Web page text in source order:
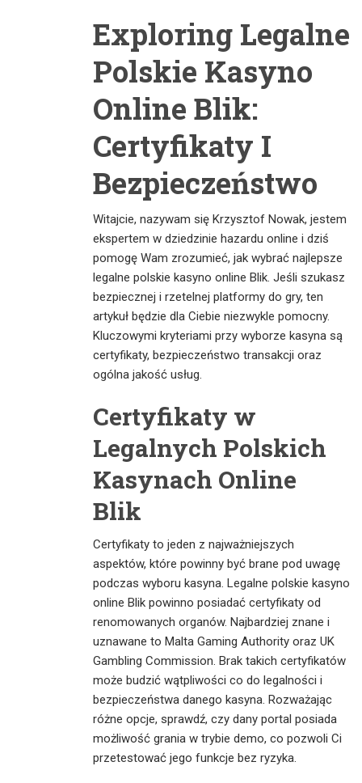
Exploring Legalne
Polskie Kasyno
Online Blik:
Certyfikaty I
Bezpieczeństwo
Witajcie, nazywam się Krzysztof Nowak, jestem
ekspertem w dziedzinie hazardu online i dziś
pomogę Wam zrozumieć, jak wybrać najlepsze
legalne polskie kasyno online Blik. Jeśli szukasz
bezpiecznej i rzetelnej platformy do gry, ten
artykuł będzie dla Ciebie niezwykle pomocny.
Kluczowymi kryteriami przy wyborze kasyna są
certyfikaty, bezpieczeństwo transakcji oraz
ogólna jakość usług.
Certyfikaty w
Legalnych Polskich
Kasynach Online
Blik
Certyfikaty to jeden z najważniejszych
aspektów, które powinny być brane pod uwagę
podczas wyboru kasyna. Legalne polskie kasyno
online Blik powinno posiadać certyfikaty od
renomowanych organów. Najbardziej znane i
uznawane to Malta Gaming Authority oraz UK
Gambling Commission. Brak takich certyfikatów
może budzić wątpliwości co do legalności i
bezpieczeństwa danego kasyna. Rozważając
różne opcje, sprawdź, czy dany portal posiada
możliwość grania w trybie demo, co pozwoli Ci
przetestować jego funkcje bez ryzyka.